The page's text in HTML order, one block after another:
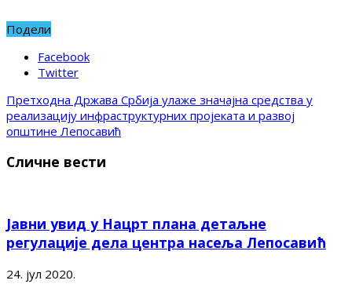
Подели
Facebook
Twitter
Претходна Држава Србија улаже значајна средства у
реализацију инфраструктурних пројеката и развој
општине Лепосавић
Сличне вести
Јавни увид у Нацрт плана детаљне
регулације дела центра насеља Лепосавић
24. јул 2020.